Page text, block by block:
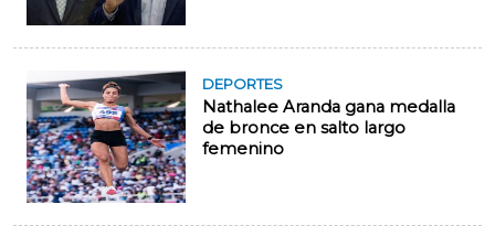
DEPORTES
Nathalee Aranda gana medalla
de bronce en salto largo
femenino